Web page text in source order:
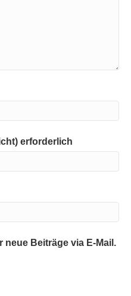
erforderlich
Beiträge via E-Mail.